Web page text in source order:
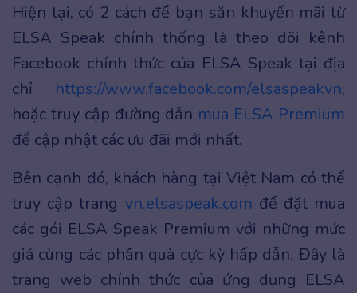
Hiện tại, có 2 cách để bạn săn khuyến mãi từ
ELSA Speak chính thống là theo dõi kênh
Facebook chính thức của ELSA Speak tại địa
chỉ https://www.facebook.com/elsaspeakvn,
hoặc truy cập đường dẫn mua ELSA Premium
để cập nhật các ưu đãi mới nhất.
Bên cạnh đó, khách hàng tại Việt Nam có thể
truy cập trang vn.elsaspeak.com để đặt mua
các gói ELSA Speak Premium với những mức
giá cùng các phần quà cực kỳ hấp dẫn. Đây là
trang web chính thức của ứng dụng ELSA